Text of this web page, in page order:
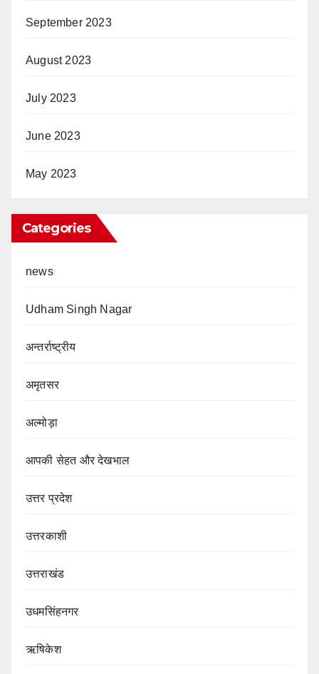
September 2023
August 2023
July 2023
June 2023
May 2023
Categories
news
Udham Singh Nagar
अन्तर्राष्ट्रीय
अमृतसर
अल्मोड़ा
आपकी सेहत और देखभाल
उत्तर प्रदेश
उत्तरकाशी
उत्तराखंड
उधमसिंहनगर
ऋषिकेश